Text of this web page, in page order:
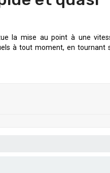
la mise au point à une
à tout moment, en tournant